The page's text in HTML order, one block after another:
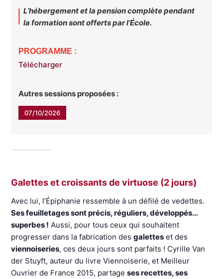
L’hébergement et la pension complète pendant
la formation sont offerts par l’École.
PROGRAMME :
Télécharger
Autres sessions proposées :
07/10/2026
Galettes et croissants de virtuose (2 jours)
Avec lui, l’Épiphanie ressemble à un défilé de vedettes.
Ses feuilletages sont précis, réguliers, développés…
superbes ! Aussi, pour tous ceux qui souhaitent
progresser dans la fabrication desgalettes et des
viennoiseries, ces deux jours sont parfaits ! Cyrille Van
der Stuyft, auteur du livre Viennoiserie, et Meilleur
Ouvrier de France 2015, partageses recettes, ses